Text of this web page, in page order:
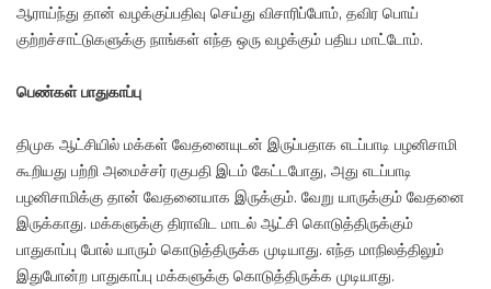
ஆராய்ந்து தான் வழக்குப்பதிவு செய்து விசாரிப்போம், தவிர பொய்
குற்றச்சாட்டுகளுக்கு நாங்கள் எந்த ஒரு வழக்கும் பதிய மாட்டோம்.
பெண்கள் பாதுகாப்பு
திமுக ஆட்சியில் மக்கள் வேதனையுடன் இருப்பதாக எடப்பாடி பழனிசாமி
கூறியது பற்றி அமைச்சர் ரகுபதி இடம் கேட்டபோது, அது எடப்பாடி
பழனிசாமிக்கு தான் வேதனையாக இருக்கும். வேறு யாருக்கும் வேதனை
இருக்காது. மக்களுக்கு திராவிட மாடல் ஆட்சி கொடுத்திருக்கும்
பாதுகாப்பு போல் யாரும் கொடுத்திருக்க முடியாது. எந்த மாநிலத்திலும்
இதுபோன்ற பாதுகாப்பு மக்களுக்கு கொடுத்திருக்க முடியாது.